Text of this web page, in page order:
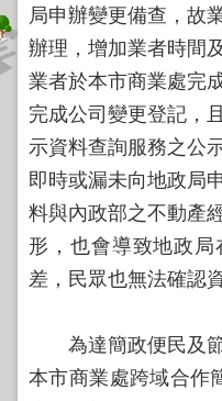
政
府
資
訊
公
開
公
告
資
訊
關
介
局申辦變更備查，故
辦理，增加業者時間
業者於本市商業處完
完成公司變更登記，
示資料查詢服務之公
即時或漏未向地政局
料與內政部之不動產
形，也會導致地政
差，民眾也無法確認
為達簡政便民及節
本市商業處跨域合作